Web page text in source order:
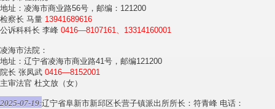
地址：凌海市商业路56号，邮编：121200
检察长 马量 13941689616
公诉科科长 李峰 0416—8107161、13314160001
凌海市法院：
地址：辽宁省凌海市商业路41号，邮编121200
院长 张凤武 0416—8152001
主审法官 杜文放（女）
2025-07-19:辽宁省阜新市新邱区长营子镇派出所所长：符青峰 电话：